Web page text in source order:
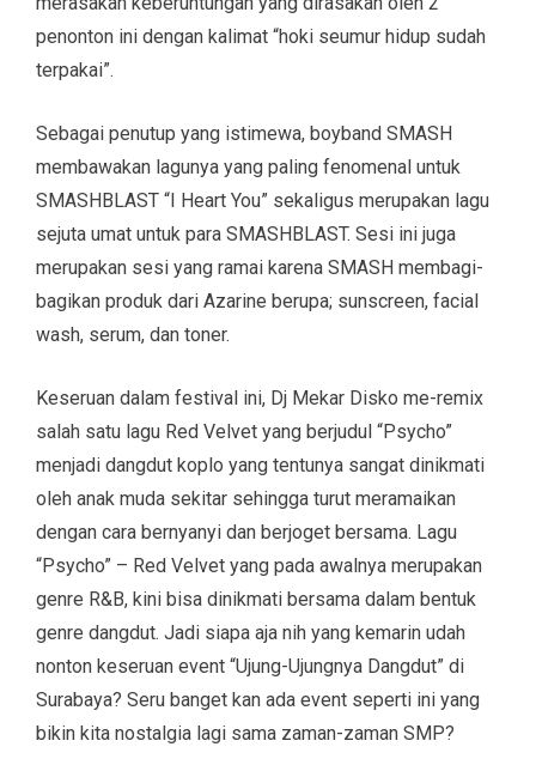
penonton ini dengan kalimat “hoki seumur hidup sudah
terpakai”.
Sebagai penutup yang istimewa, boyband SMASH
membawakan lagunya yang paling fenomenal untuk
SMASHBLAST “I Heart You” sekaligus merupakan lagu
sejuta umat untuk para SMASHBLAST. Sesi ini juga
merupakan sesi yang ramai karena SMASH membagi-
bagikan produk dari Azarine berupa; sunscreen, facial
wash, serum, dan toner.
Keseruan dalam festival ini, Dj Mekar Disko me-remix
salah satu lagu Red Velvet yang berjudul “Psycho”
menjadi dangdut koplo yang tentunya sangat dinikmati
oleh anak muda sekitar sehingga turut meramaikan
dengan cara bernyanyi dan berjoget bersama. Lagu
“Psycho” – Red Velvet yang pada awalnya merupakan
genre R&B, kini bisa dinikmati bersama dalam bentuk
genre dangdut. Jadi siapa aja nih yang kemarin udah
nonton keseruan event “Ujung-Ujungnya Dangdut” di
Surabaya? Seru banget kan ada event seperti ini yang
bikin kita nostalgia lagi sama zaman-zaman SMP?